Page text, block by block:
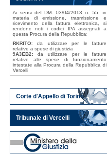
Ai sensi del DM. 03/04/2013 n. 55, in
materia di emissione, trasmissione e
ricevimento della fattura elettronica, si
rendono noti i codici IPA assegnati a
questa Procura della Repubblica:
RKRITO:da utilizzare per le fatture
relative a spese di giustizia
9A3EB2:da utilizzare per le fatture
relative alle spese di funzionamento
intestate alla Procura della Repubblica di
Vercelli
Corte d'Appello di Torino
Tribunale di Vercelli